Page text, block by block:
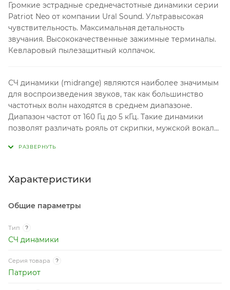
Громкие эстрадные среднечастотные динамики серии
Patriot Neo от компании Ural Sound. Ультравысокая
чувствительность. Максимальная детальность
звучания. Высококачественные зажимные терминалы.
Кевларовый пылезащитный колпачок.
СЧ динамики (midrange) являются наиболее значимым
для воспроизведения звуков, так как большинство
частотных волн находятся в среднем диапазоне.
Диапазон частот от 160 Гц до 5 кГц. Такие динамики
позволят различать рояль от скрипки, мужской вокал
Характеристики
Общие параметры
Тип ?
СЧ динамики
Серия товара ?
Патриот